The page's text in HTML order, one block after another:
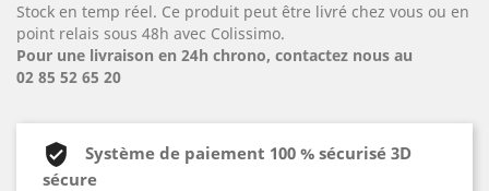
Stock en temp réel. Ce produit peut être livré chez vous ou en
point relais sous 48h avec Colissimo.
Pour une livraison en 24h chrono, contactez nous au
02 85 52 65 20
Système de paiement 100 % sécurisé 3D
sécure